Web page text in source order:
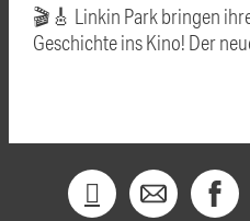
🎬🎸 Linkin Park bringen
Geschichte ins Kino! Der